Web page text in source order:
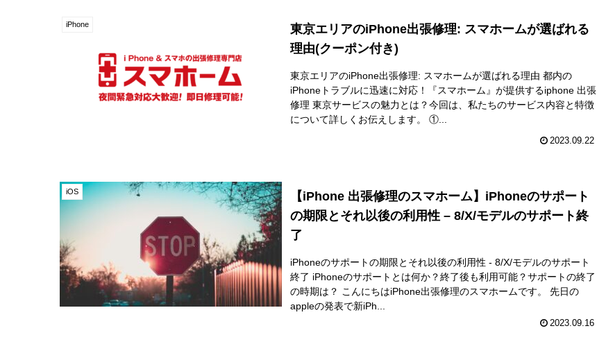
iPhone
東京エリアのiPhone出張修理: スマホームが選ばれる
理由(クーポン付き)
東京エリアのiPhone出張修理: スマホームが選ばれる理由 都内の
iPhoneトラブルに迅速に対応！『スマホーム』が提供するiphone 出張
修理 東京サービスの魅力とは？今回は、私たちのサービス内容と特徴
について詳しくお伝えします。 ①...
2023.09.22
iOS
【iPhone 出張修理のスマホーム】iPhoneのサポート
の期限とそれ以後の利用性 – 8/X/モデルのサポート終
了
iPhoneのサポートの期限とそれ以後の利用性 - 8/X/モデルのサポート
終了 iPhoneのサポートとは何か？終了後も利用可能？サポートの終了
の時期は？ こんにちはiPhone出張修理のスマホームです。 先日の
appleの発表で新iPh...
2023.09.16